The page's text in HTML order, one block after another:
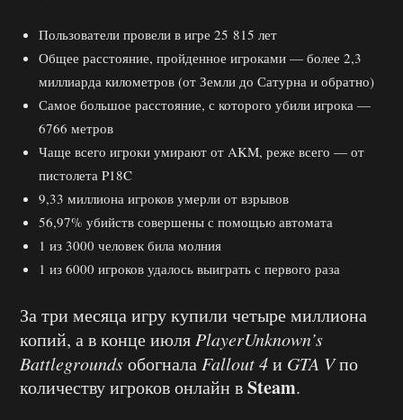
Пользователи провели в игре 25 815 лет
Общее расстояние, пройденное игроками — более 2,3
миллиарда километров (от Земли до Сатурна и обратно)
Самое большое расстояние, с которого убили игрока —
6766 метров
Чаще всего игроки умирают от AKM, реже всего — от
пистолета P18C
9,33 миллиона игроков умерли от взрывов
56,97% убийств совершены с помощью автомата
1 из 3000 человек била молния
1 из 6000 игроков удалось выиграть с первого раза
За три месяца игру купили четыре миллиона
копий, а в конце июля PlayerUnknown’s
Battlegroundsобогнала Fallout 4и GTA Vпо
количеству игроков онлайн вSteam.